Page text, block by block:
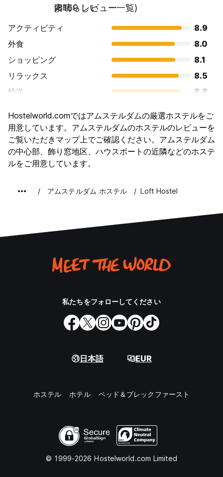
素晴らしい
(8169 レビュー一覧)
アクティビティ
8.9
外食
8.0
ショッピング
8.1
リラックス
8.5
輸送
8.8
文化
ナイトライフ
8.9
コストパフォーマンス
7.2
Hostelworld.comではアムステルダムの厳選ホステルをご
用意しています。アムステルダムのホステルのレビューを
ご覧いただきマップ上でご確認ください。アムステルダム
の中心部、飾り窓地区、ハウスボートの近隣などのホステ
ルをご用意しています。
アムステルダム ホステル Loft Hostel
私たちをフォローしてください
日本語 EUR
ホステル ホテル ベッド＆ブレックファースト
© 1999-2026 Hostelworld.com Limited